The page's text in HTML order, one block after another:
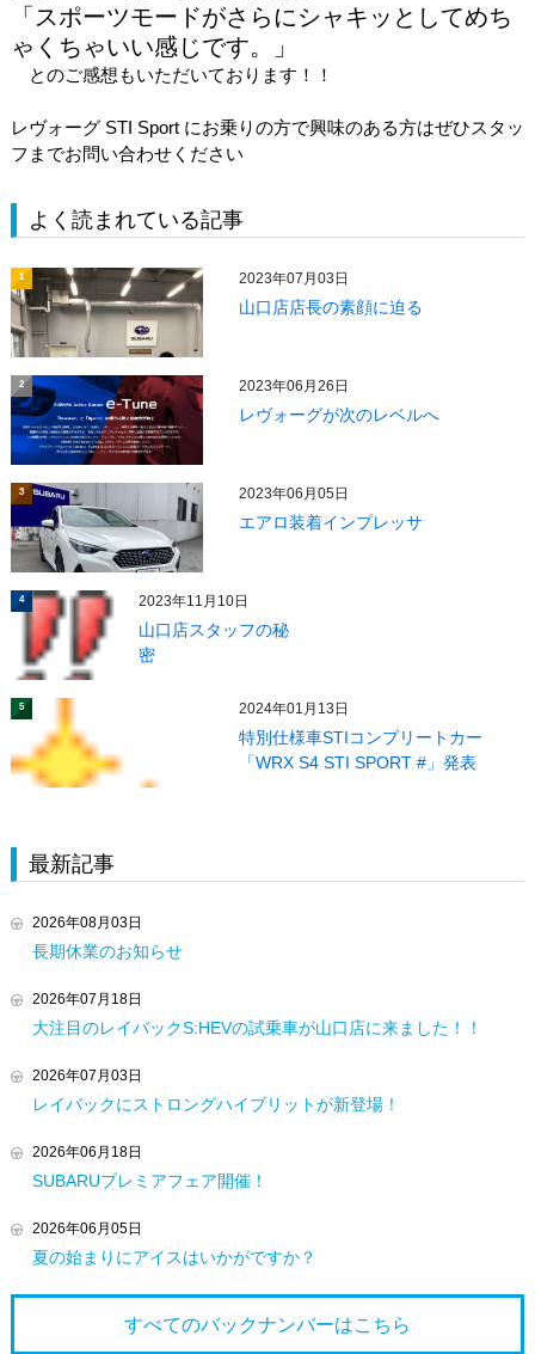
「スポーツモードがさらにシャキッとしてめち
ゃくちゃいい感じです。」
とのご感想もいただいております！！
レヴォーグ STI Sport にお乗りの方で興味のある方はぜひスタッ
フまでお問い合わせください
よく読まれている記事
1 2023年07月03日
山口店店長の素顔に迫る
2 2023年06月26日
レヴォーグが次のレベルへ
3 2023年06月05日
エアロ装着インプレッサ
4 2023年11月10日
山口店スタッフの秘
密
5 2024年01月13日
特別仕様車STIコンプリートカー
「WRX S4 STI SPORT #」発表
最新記事
2026年08月03日
長期休業のお知らせ
2026年07月18日
大注目のレイバックS:HEVの試乗車が山口店に来ました！！
2026年07月03日
レイバックにストロングハイブリットが新登場！
2026年06月18日
SUBARUプレミアフェア開催！
2026年06月05日
夏の始まりにアイスはいかがですか？
すべてのバックナンバーはこちら